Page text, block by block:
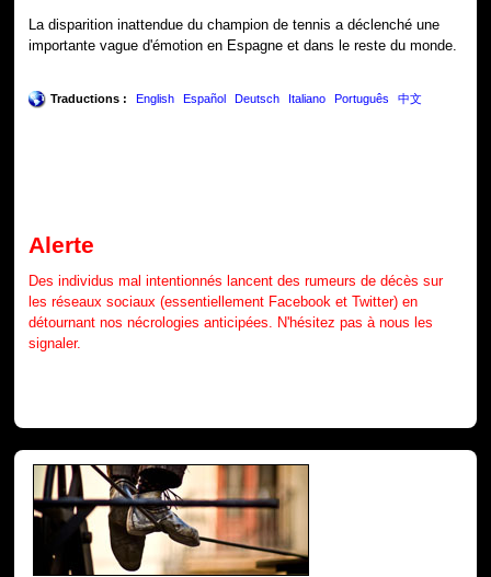
La disparition inattendue du champion de tennis a déclenché une
importante vague d'émotion en Espagne et dans le reste du monde.
Traductions : English Español Deutsch Italiano Português 中文
Alerte
Des individus mal intentionnés lancent des rumeurs de décès sur
les réseaux sociaux (essentiellement Facebook et Twitter) en
détournant nos nécrologies anticipées. N'hésitez pas à nous les
signaler.